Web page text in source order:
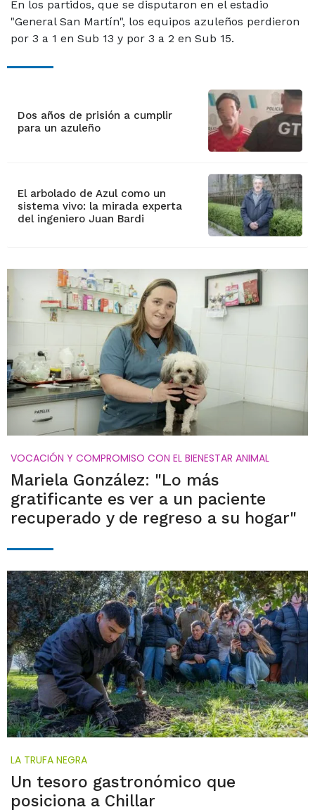
En los partidos, que se disputaron en el estadio
"General San Martín", los equipos azuleños perdieron
por 3 a 1 en Sub 13 y por 3 a 2 en Sub 15.
Dos años de prisión a cumplir
para un azuleño
El arbolado de Azul como un
sistema vivo: la mirada experta
del ingeniero Juan Bardi
VOCACIÓN Y COMPROMISO CON EL BIENESTAR ANIMAL
Mariela González: "Lo más
gratificante es ver a un paciente
recuperado y de regreso a su hogar"
LA TRUFA NEGRA
Un tesoro gastronómico que
posiciona a Chillar